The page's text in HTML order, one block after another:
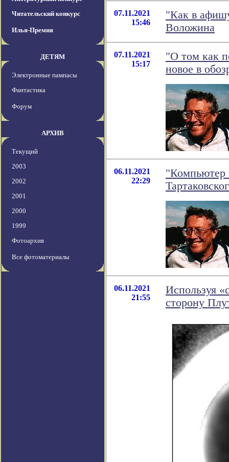
Читательский конкурс
Илья-Премия
ДЕТЯМ
Электронные пампасы
Фантастика
Форум
АРХИВ
Текущий
2003
2002
2001
2000
1999
Фотоархив
Все фотоматериалы
07.11.2021
15:46
"Как в
Воложина
07.11.2021
15:17
"О том как
новое в
06.11.2021
22:29
"Компьютер
06.11.2021
21:55
Используя
сторону